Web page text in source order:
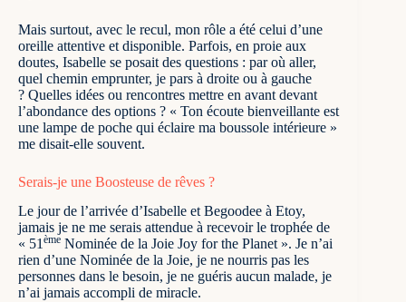
Mais surtout, avec le recul, mon rôle a été celui d’une
oreille attentive et disponible. Parfois, en proie aux
doutes, Isabelle se posait des questions : par où aller,
quel chemin emprunter, je pars à droite ou à gauche
? Quelles idées ou rencontres mettre en avant devant
l’abondance des options ? « Ton écoute bienveillante est
une lampe de poche qui éclaire ma boussole intérieure »
me disait-elle souvent.
Serais-je une Boosteuse de rêves ?
Le jour de l’arrivée d’Isabelle et Begoodee à Etoy,
jamais je ne me serais attendue à recevoir le trophée de
« 51ème Nominée de la Joie Joy for the Planet». Je n’ai
rien d’une Nominée de la Joie, je ne nourris pas les
personnes dans le besoin, je ne guéris aucun malade, je
n’ai jamais accompli de miracle.